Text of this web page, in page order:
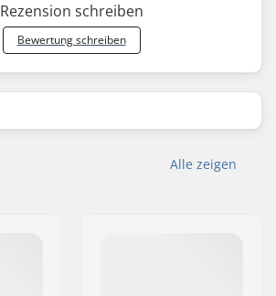
Rezension schreiben
Bewertung schreiben
Alle zeigen